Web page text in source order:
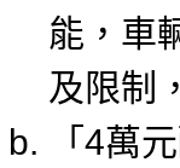
能，車
及限制
「4萬